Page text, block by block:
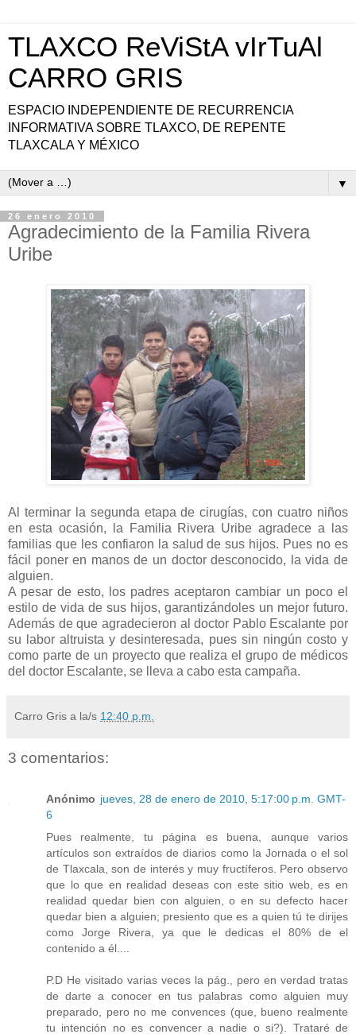
TLAXCO ReViStA vIrTuAl
CARRO GRIS
ESPACIO INDEPENDIENTE DE RECURRENCIA
INFORMATIVA SOBRE TLAXCO, DE REPENTE
TLAXCALA Y MÉXICO
▼
26 enero 2010
Agradecimiento de la Familia Rivera
Uribe
Al terminar la segunda etapa de cirugías, con cuatro niños
en esta ocasión, la Familia Rivera Uribe agradece a las
familias que les confiaron la salud de sus hijos. Pues no es
fácil poner en manos de un doctor desconocido, la vida de
alguien.
A pesar de esto, los padres aceptaron cambiar un poco el
estilo de vida de sus hijos, garantizándoles un mejor futuro.
Además de que agradecieron al doctor Pablo Escalante por
su labor altruista y desinteresada, pues sin ningún costo y
como parte de un proyecto que realiza el grupo de médicos
del doctor Escalante, se lleva a cabo esta campaña.
Carro Gris a la/s 12:40 p.m.
3 comentarios:
Anónimo jueves, 28 de enero de 2010, 5:17:00 p.m. GMT-
6
Pues realmente, tu página es buena, aunque varios
artículos son extraídos de diarios como la Jornada o el sol
de Tlaxcala, son de interés y muy fructíferos. Pero observo
que lo que en realidad deseas con este sitio web, es en
realidad quedar bien con alguien, o en su defecto hacer
quedar bien a alguien; presiento que es a quien tú te dirijes
como Jorge Rivera, ya que le dedicas el 80% de el
contenido a él....
P.D He visitado varias veces la pág., pero en verdad tratas
de darte a conocer en tus palabras como alguien muy
preparado, pero no me convences (que, bueno realmente
tu intención no es convencer a nadie o si?). Trataré de